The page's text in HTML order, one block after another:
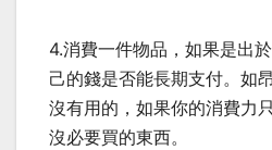
4.消費一件物品，如果是出
己的錢是否能長期支付。如
沒有用的，如果你的消費力
沒必要買的東西。